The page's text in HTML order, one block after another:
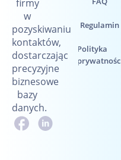
firmy
w
pozyskiwaniu
kontaktów,
dostarczając
precyzyjne
biznesowe
bazy
danych.
Regulamin
Polityka
prywatności